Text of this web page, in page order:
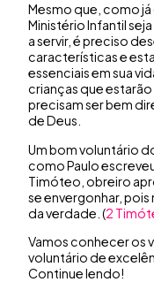
Mesmo que, como
Ministério Infantil
a servir, é preciso
características e
essenciais em sua
crianças que
precisam ser bem
de Deus.
Um bom voluntário
como Paulo
Timóteo, obreiro
se envergonhar,
da verdade. (2
Vamos conhecer os
voluntário de
Continue lendo!